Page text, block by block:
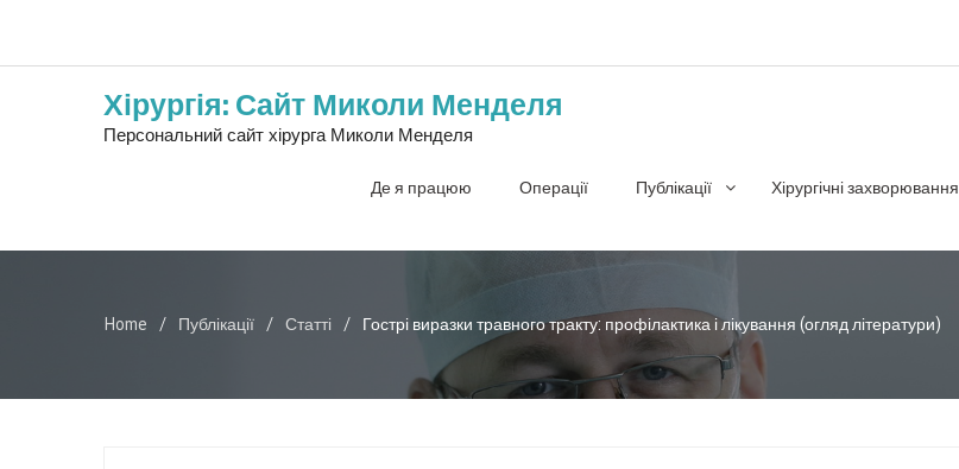
Хірургія: Сайт Миколи Менделя
Персональний сайт хірурга Миколи Менделя
Де я працюю Операції Публікації Хірургічні захворювання
Home Публікації Статті Гострі виразки травного тракту: профілактика і лікування (огляд літератури)